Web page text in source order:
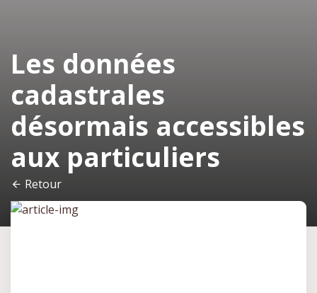
Les données
cadastrales
désormais accessibles
aux particuliers
Retour